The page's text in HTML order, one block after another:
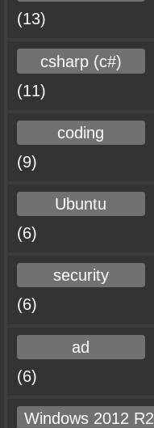
(13)
csharp (c#)
(11)
coding
(9)
Ubuntu
(6)
security
(6)
ad
(6)
Windows 2012 R2